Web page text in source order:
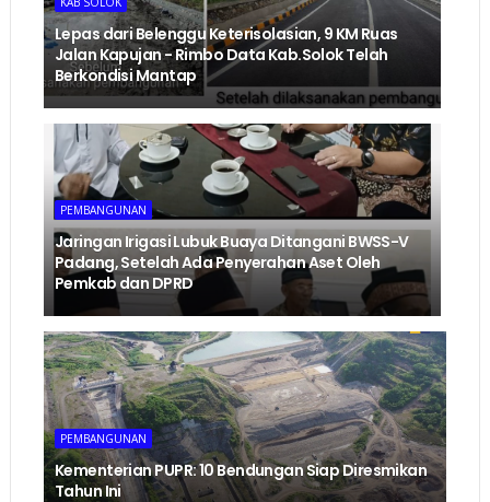
Lepas dari Belenggu Keterisolasian, 9 KM Ruas
Jalan Kapujan - Rimbo Data Kab.Solok Telah
Berkondisi Mantap
PEMBANGUNAN
Jaringan Irigasi Lubuk Buaya Ditangani BWSS-V
Padang, Setelah Ada Penyerahan Aset Oleh
Pemkab dan DPRD
PEMBANGUNAN
Kementerian PUPR: 10 Bendungan Siap Diresmikan
Tahun Ini